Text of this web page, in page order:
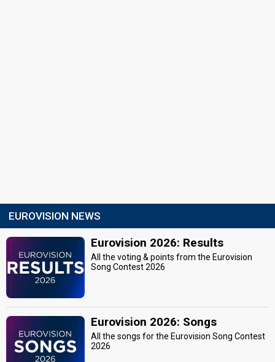
EUROVISION NEWS
Eurovision 2026: Results
All the voting & points from the Eurovision
Song Contest 2026
Eurovision 2026: Songs
All the songs for the Eurovision Song Contest
2026